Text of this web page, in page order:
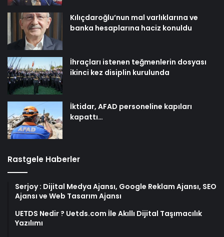
Kılıçdaroğlu’nun mal varlıklarına ve
banka hesaplarına haciz konuldu
İhraçları istenen teğmenlerin dosyası
ikinci kez disiplin kurulunda
İktidar, AFAD personeline kapıları
kapattı…
Rastgele Haberler
Serjoy : Dijital Medya Ajansı, Google Reklam Ajansı, SEO
Ajansı ve Web Tasarım Ajansı
UETDS Nedir ? Uetds.com İle Akıllı Dijital Taşımacılık
Yazılımı